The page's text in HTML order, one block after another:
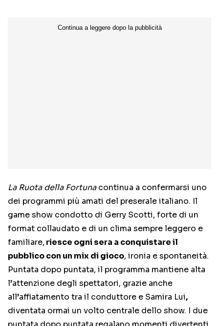
La Ruota della Fortunacontinua a confermarsi uno
dei programmi più amati del preserale italiano. Il
game show condotto di Gerry Scotti, forte di un
format collaudato e di un clima sempre leggero e
familiare, riesce ogni sera a conquistare il
pubblico con un mix di gioco, ironia e spontaneità.
Puntata dopo puntata, il programma mantiene alta
l’attenzione degli spettatori, grazie anche
all’affiatamento tra il conduttore e Samira Lui,
diventata ormai un volto centrale dello show. I due